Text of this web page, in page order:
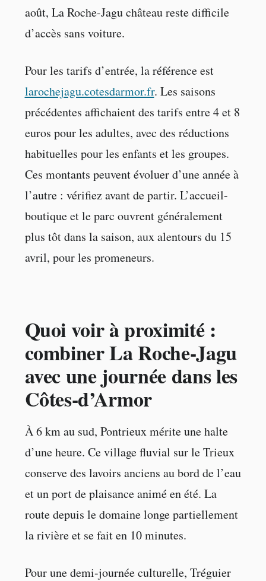
août, La Roche-Jagu château reste difficile
d’accès sans voiture.
Pour les tarifs d’entrée, la référence est
larochejagu.cotesdarmor.fr. Les saisons
précédentes affichaient des tarifs entre 4 et 8
euros pour les adultes, avec des réductions
habituelles pour les enfants et les groupes.
Ces montants peuvent évoluer d’une année à
l’autre : vérifiez avant de partir. L’accueil-
boutique et le parc ouvrent généralement
plus tôt dans la saison, aux alentours du 15
avril, pour les promeneurs.
Quoi voir à proximité :
combiner La Roche-Jagu
avec une journée dans les
Côtes-d’Armor
À 6 km au sud, Pontrieux mérite une halte
d’une heure. Ce village fluvial sur le Trieux
conserve des lavoirs anciens au bord de l’eau
et un port de plaisance animé en été. La
route depuis le domaine longe partiellement
la rivière et se fait en 10 minutes.
Pour une demi-journée culturelle, Tréguier